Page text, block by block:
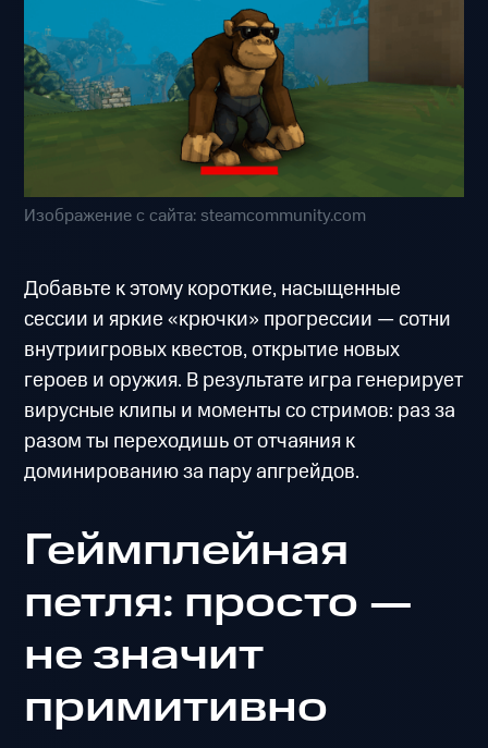
Изображение с сайта: steamcommunity.com
Добавьте к этому короткие, насыщенные
сессии и яркие «крючки» прогрессии — сотни
внутриигровых квестов, открытие новых
героев и оружия. В результате игра генерирует
вирусные клипы и моменты со стримов: раз за
разом ты переходишь от отчаяния к
доминированию за пару апгрейдов.
Геймплейная
петля: просто —
не значит
примитивно